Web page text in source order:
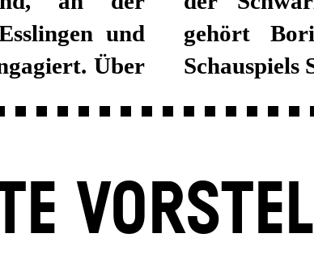
und
Über
gehört
Schauspiels